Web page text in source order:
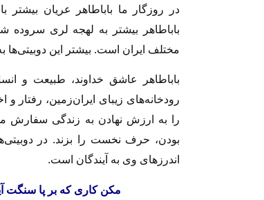
در روزگار ما باباطاهر عریان
باباطاهر بیشتر به لهجه لری سروده
مختلف ایران است. بیشتر این
باباطاهر عاشق خداوند، طبیعت و
رودخانه‌های زیبای ایران‌زمین، رفتار
را به ارزش نهادن به زندگی سفارش
بودن، حرف نخست را بزند. در
اندرزهای وی به آیندگان است.
مکن کاری که بر